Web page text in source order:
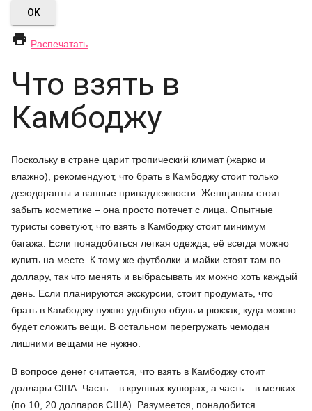
OK
 Распечатать
Что взять в
Камбоджу
Поскольку в стране царит тропический климат (жарко и
влажно), рекомендуют, что брать в Камбоджу стоит только
дезодоранты и ванные принадлежности. Женщинам стоит
забыть косметике – она просто потечет с лица. Опытные
туристы советуют, что взять в Камбоджу стоит минимум
багажа. Если понадобиться легкая одежда, её всегда можно
купить на месте. К тому же футболки и майки стоят там по
доллару, так что менять и выбрасывать их можно хоть каждый
день. Если планируются экскурсии, стоит продумать, что
брать в Камбоджу нужно удобную обувь и рюкзак, куда можно
будет сложить вещи. В остальном перегружать чемодан
лишними вещами не нужно.
В вопросе денег считается, что взять в Камбоджу стоит
доллары США. Часть – в крупных купюрах, а часть – в мелких
(по 10, 20 долларов США). Разумеется, понадобится